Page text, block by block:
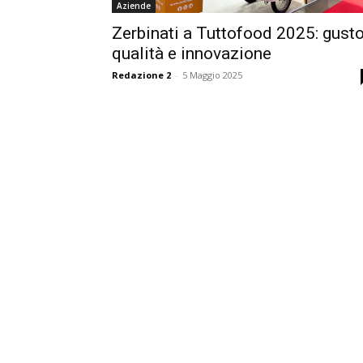
Aziende
Zerbinati a Tuttofood 2025:
qualità e innovazione
Redazione 2 - 5 Maggio 2025